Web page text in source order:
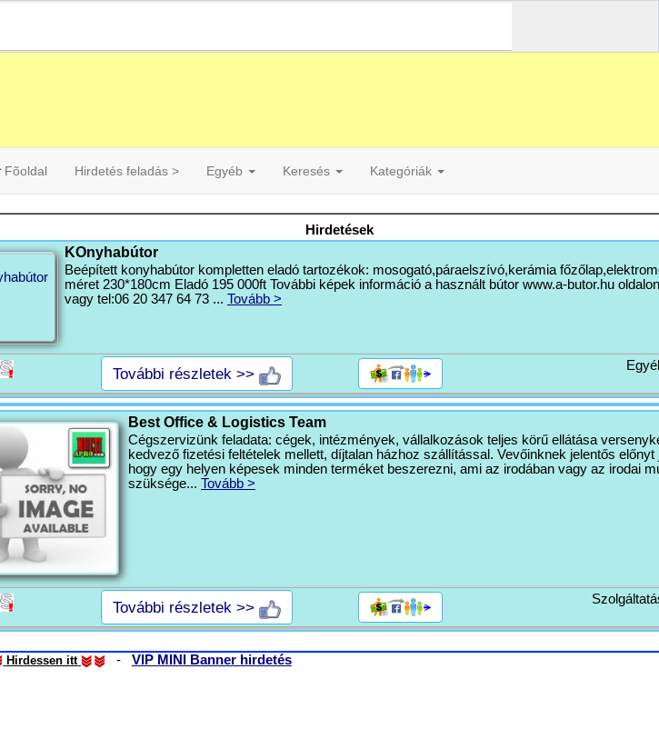
Fõoldal Hirdetés feladás > Egyéb Keresés Kategóriák
Hirdetések
KOnyhabútor
Beépített konyhabútor kompletten eladó tartozékok: mosogató,páraelszívó,kerámia
méret 230*180cm Eladó 195 000ft További képek információ a használt bútor www.a-butor.hu
vagy tel:06 20 347 64 73 ... Tovább >
További részletek >>
Best Office & Logistics Team
Cégszervizünk feladata: cégek, intézmények, vállalkozások teljes körű ellátása
kedvező fizetési feltételek mellett, díjtalan házhoz szállítással. Vevőinknek jelentős előnyt
hogy egy helyen képesek minden terméket beszerezni, ami az irodában vagy az irodai
szüksége... Tovább >
További részletek >>
Hirdessen itt - VIP MINI Banner hirdetés